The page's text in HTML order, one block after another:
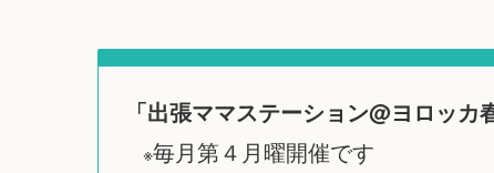
「出張ママステーション@ヨロッ
※毎月第４月曜開催です